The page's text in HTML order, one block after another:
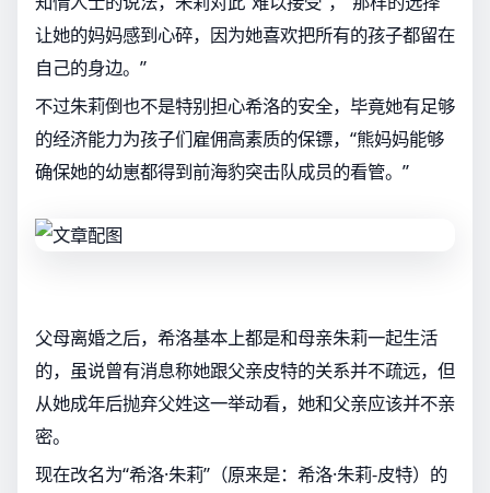
让她的妈妈感到心碎，因为她喜欢把所有的孩子都留在
自己的身边。”
不过朱莉倒也不是特别担心希洛的安全，毕竟她有足够
的经济能力为孩子们雇佣高素质的保镖，“熊妈妈能够
确保她的幼崽都得到前海豹突击队成员的看管。”
父母离婚之后，希洛基本上都是和母亲朱莉一起生活
的，虽说曾有消息称她跟父亲皮特的关系并不疏远，但
从她成年后抛弃父姓这一举动看，她和父亲应该并不亲
密。
现在改名为“希洛·朱莉”（原来是：希洛·朱莉-皮特）的